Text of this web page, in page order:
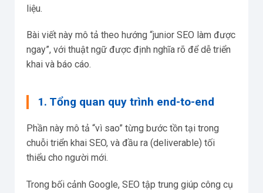
liệu.
Bài viết này mô tả theo hướng “junior SEO làm được
ngay”, với thuật ngữ được định nghĩa rõ để dễ triển
khai và báo cáo.
1. Tổng quan quy trình end-to-end
Phần này mô tả “vì sao” từng bước tồn tại trong
chuỗi triển khai SEO, và đầu ra (deliverable) tối
thiểu cho người mới.
Trong bối cảnh Google, SEO tập trung giúp công cụ